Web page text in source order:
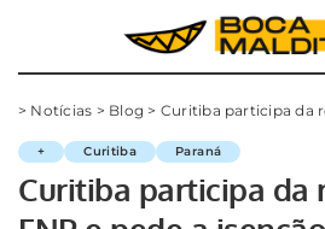
> Notícias > Blog > Curitiba participa da reunião da FNP e pede
+ Curitiba Paraná
Curitiba participa da